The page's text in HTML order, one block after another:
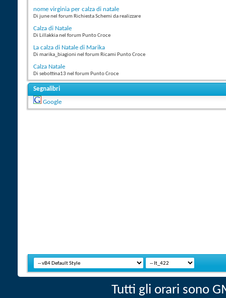
nome virginia per calza di natale
Di june nel forum Richiesta Schemi da realizzare
Calza di Natale
Di Lillakkia nel forum Punto Croce
La calza di Natale di Marika
Di marika_biagioni nel forum Ricami Punto Croce
Calza Natale
Di sebottina13 nel forum Punto Croce
Segnalibri
Google
Tutti gli orari sono